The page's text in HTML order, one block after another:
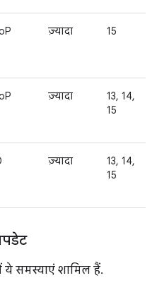
ज़्यादा 15
ज़्यादा
13, 14,
15
ज़्यादा
13, 14,
15
ये समस्याएं शामिल हैं.